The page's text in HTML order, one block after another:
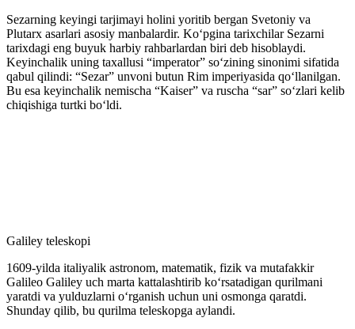
Sezarning keyingi tarjimayi holini yoritib bergan Svetoniy va
Plutarx asarlari asosiy manbalardir. Koʻpgina tarixchilar Sezarni
tarixdagi eng buyuk harbiy rahbarlardan biri deb hisoblaydi.
Keyinchalik uning taxallusi “imperator” soʻzining sinonimi sifatida
qabul qilindi: “Sezar” unvoni butun Rim imperiyasida qoʻllanilgan.
Bu esa keyinchalik nemischa “Kaiser” va ruscha “sar” soʻzlari kelib
chiqishiga turtki boʻldi.
Galiley teleskopi
1609-yilda italiyalik astronom, matematik, fizik va mutafakkir
Galileo Galiley uch marta kattalashtirib koʻrsatadigan qurilmani
yaratdi va yulduzlarni oʻrganish uchun uni osmonga qaratdi.
Shunday qilib, bu qurilma teleskopga aylandi.